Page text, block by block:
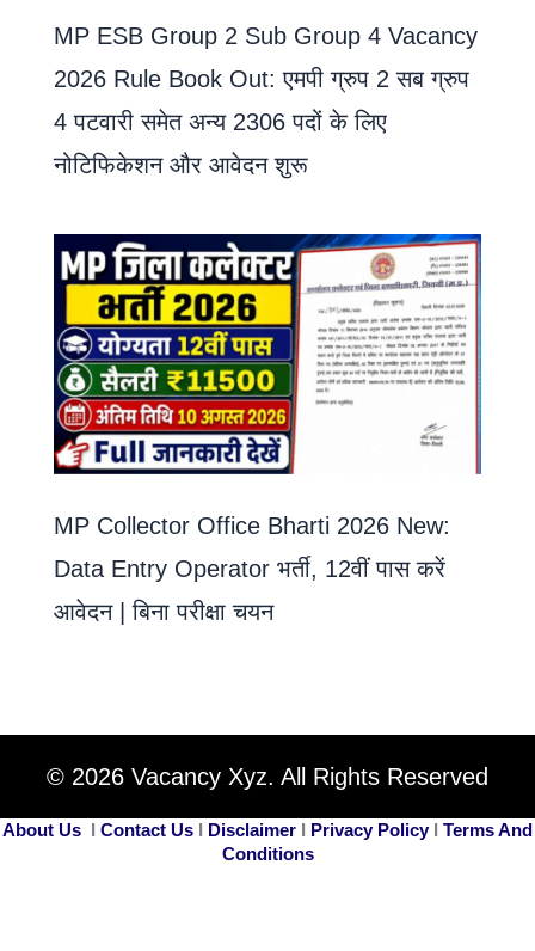
MP ESB Group 2 Sub Group 4 Vacancy
2026 Rule Book Out: एमपी ग्रुप 2 सब ग्रुप
4 पटवारी समेत अन्य 2306 पदों के लिए
नोटिफिकेशन और आवेदन शुरू
MP Collector Office Bharti 2026 New:
Data Entry Operator भर्ती, 12वीं पास करें
आवेदन | बिना परीक्षा चयन
© 2026 Vacancy Xyz. All Rights Reserved
About Us I Contact Us I Disclaimer I Privacy PolicyI Terms And
Conditions